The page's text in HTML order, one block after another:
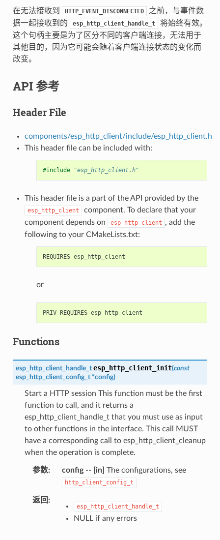
在无法接收到 HTTP_EVENT_DISCONNECTED
之前，与事件数
据一起接收到的
esp_http_client_handle_t
将始终有效。
这个句柄主要是为了区分不同的客户端连接，无法用于
其他目的，因为它可能会随着客户端连接状态的变化而
改变。
API 参考
Header File
components/esp_http_client/include/esp_http_client.h
This header file can be included with:
#include "esp_http_client.h"
This header file is a part of the API provided by the
esp_http_client
component. To declare that your
component depends on
esp_http_client , add the
following to your CMakeLists.txt:
or
Functions
esp_http_client_handle_t esp_http_client_init(const
esp_http_client_config_t *config)
Start a HTTP session This function must be the first
function to call, and it returns a
esp_http_client_handle_t that you must use as input
to other functions in the interface. This call MUST
have a corresponding call to esp_http_client_cleanup
when the operation is complete.
参数 config-- [in] The configurations, see
http_client_config_t
返回
esp_http_client_handle_t
NULL if any errors